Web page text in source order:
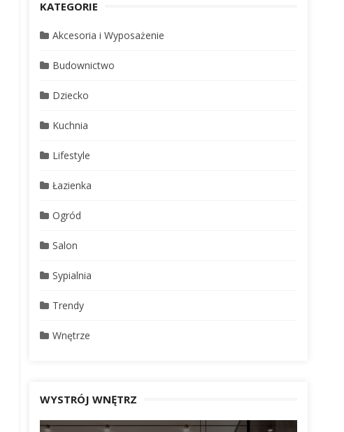
KATEGORIE
Akcesoria i Wyposażenie
Budownictwo
Dziecko
Kuchnia
Lifestyle
Łazienka
Ogród
Salon
Sypialnia
Trendy
Wnętrze
WYSTRÓJ WNĘTRZ